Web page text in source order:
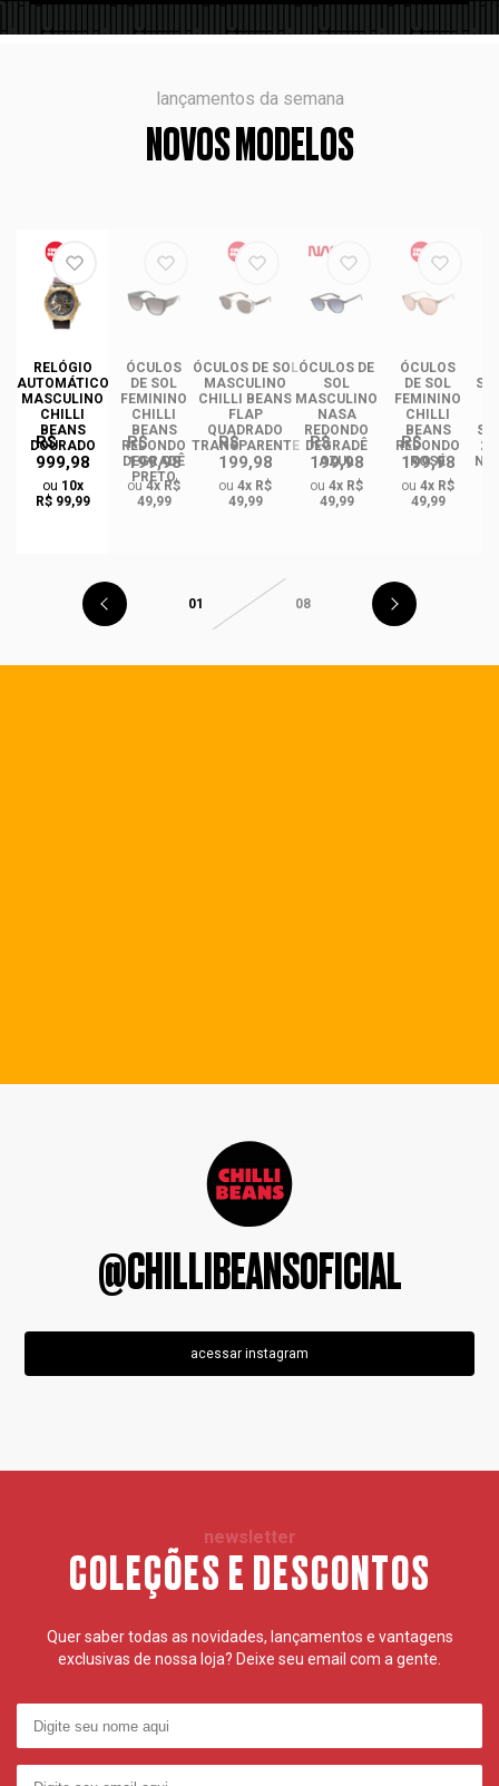
lançamentos da semana
NOVOS MODELOS
RELÓGIO
AUTOMÁTICO
MASCULINO
CHILLI
BEANS
DOURADO
R$
999,98
ou 10x
R$ 99,99
ÓCULOS
DE SOL
FEMININO
CHILLI
BEANS
REDONDO
DEGRADÊ
PRETO
R$
199,98
ou4x R$
49,99
ÓCULOS DE SOL
MASCULINO
CHILLI BEANS
FLAP
QUADRADO
TRANSPARENTE
R$
199,98
ou 4x R$
49,99
ÓCULOS DE
SOL
MASCULINO
NASA
REDONDO
DEGRADÊ
AZUL
R$
199,98
ou 4x R$
49,99
ÓCULOS
DE SOL
FEMININO
CHILLI
BEANS
REDONDO
ROSÉ
R$
199,98
ou 4x R$
49,99
01 08
@CHILLIBEANSOFICIAL
acessar instagram
newsletter
COLEÇÕES E DESCONTOS
Quer saber todas as novidades, lançamentos e vantagens
exclusivas de nossa loja? Deixe seu email com a gente.